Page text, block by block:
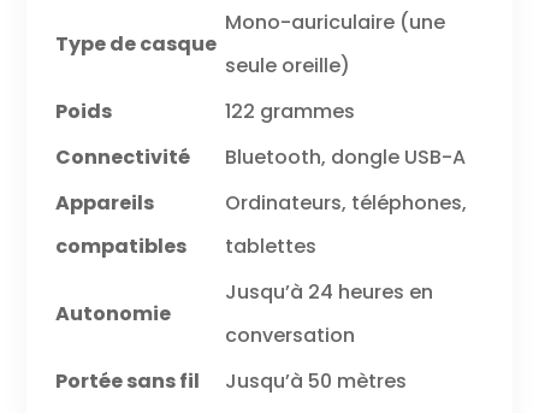
Type de casque
Mono-auriculaire (une
seule oreille)
Poids
122 grammes
Connectivité
Bluetooth, dongle USB-A
Appareils
compatibles
Ordinateurs, téléphones,
tablettes
Autonomie
Jusqu’à 24 heures en
conversation
Portée sans fil
Jusqu’à 50 mètres